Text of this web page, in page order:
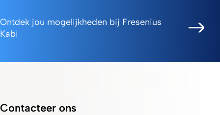
Ontdek jou mogelijkheden bij Fresenius
Kabi
Contacteer ons